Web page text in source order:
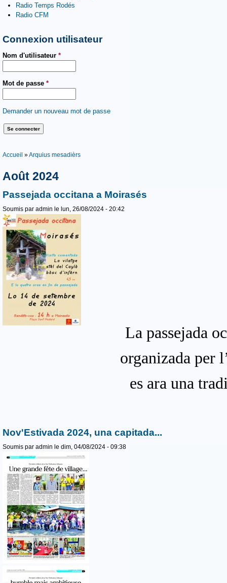
Radio Temps Rodés
Radio CFM
Connexion utilisateur
Nom d'utilisateur *
Mot de passe *
Demander un nouveau mot de passe
Vous êtes ici
Accueil »Arquius mesadièrs
Août 2024
Passejada occitana a Moirasés
Soumis par admin le lun, 26/08/2024 - 20:42
La passejada
organizada per
es ara una
Nov'Estivada 2024, una capitada...
Soumis par admin le dim, 04/08/2024 - 09:38